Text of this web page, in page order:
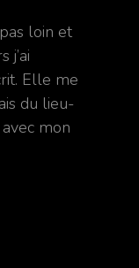
loin et
j’ai
Elle me
du lieu-
mon